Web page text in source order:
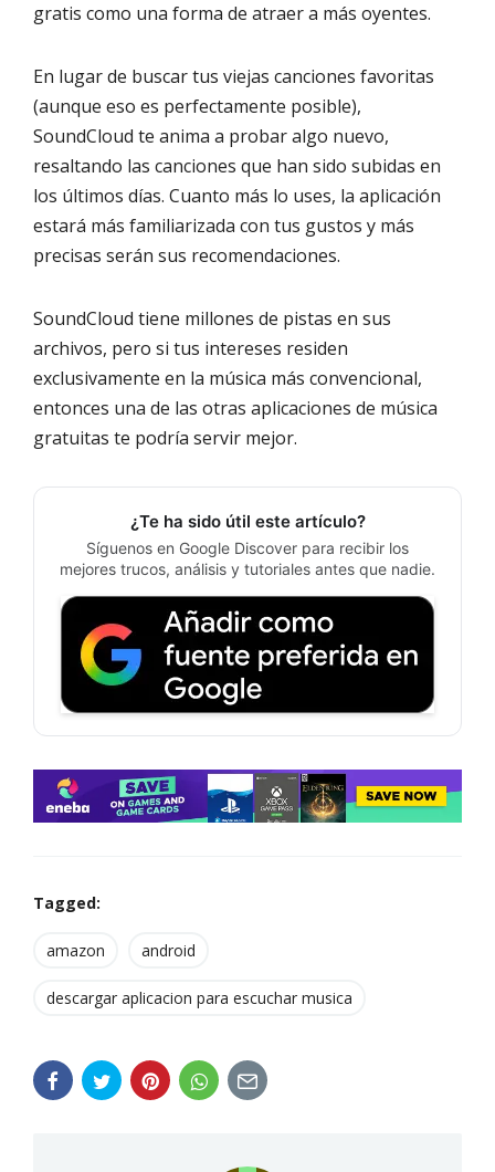
gratis como una forma de atraer a más oyentes.
En lugar de buscar tus viejas canciones favoritas
(aunque eso es perfectamente posible),
SoundCloud te anima a probar algo nuevo,
resaltando las canciones que han sido subidas en
los últimos días. Cuanto más lo uses, la aplicación
estará más familiarizada con tus gustos y más
precisas serán sus recomendaciones.
SoundCloud tiene millones de pistas en sus
archivos, pero si tus intereses residen
exclusivamente en la música más convencional,
entonces una de las otras aplicaciones de música
gratuitas te podría servir mejor.
¿Te ha sido útil este artículo?
Síguenos en Google Discover para recibir los
mejores trucos, análisis y tutoriales antes que nadie.
Tagged:
amazon android
descargar aplicacion para escuchar musica